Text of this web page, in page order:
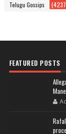
Telugu Gossips
FEATURED POSTS